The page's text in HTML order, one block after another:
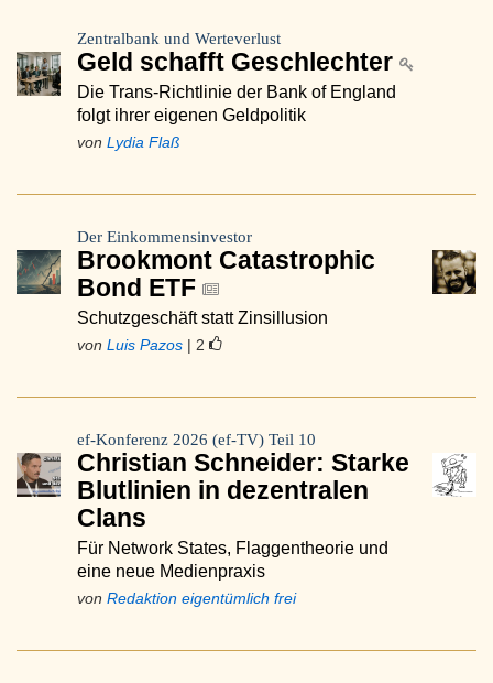
Zentralbank und Werteverlust
Geld schafft Geschlechter
Die Trans-Richtlinie der Bank of England
folgt ihrer eigenen Geldpolitik
von Lydia Flaß
Der Einkommensinvestor
Brookmont Catastrophic
Bond ETF
Schutzgeschäft statt Zinsillusion
von Luis Pazos | 2
ef-Konferenz 2026 (ef-TV) Teil 10
Christian Schneider: Starke
Blutlinien in dezentralen
Clans
Für Network States, Flaggentheorie und
eine neue Medienpraxis
von Redaktion eigentümlich frei